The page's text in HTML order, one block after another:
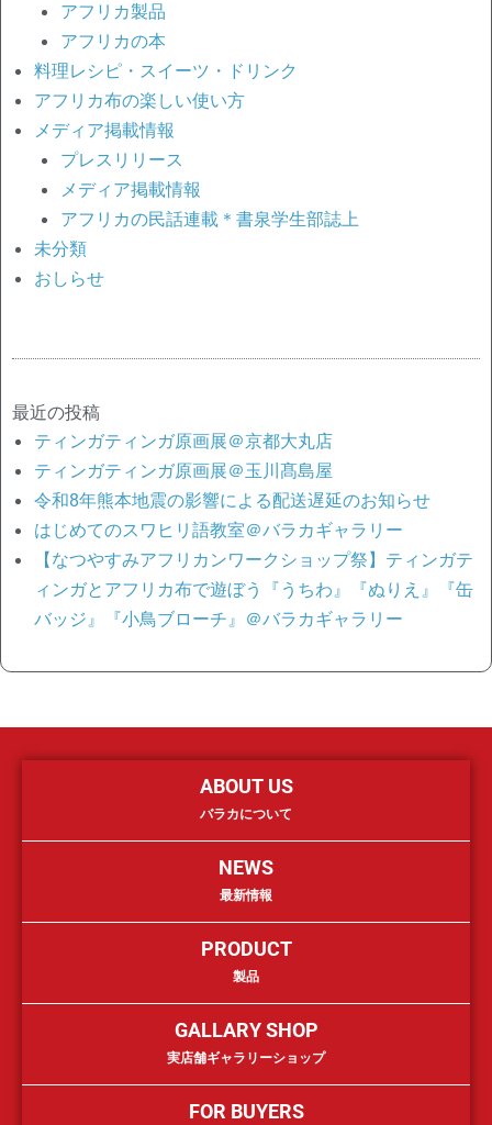
アフリカ製品
アフリカの本
料理レシピ・スイーツ・ドリンク
アフリカ布の楽しい使い方
メディア掲載情報
プレスリリース
メディア掲載情報
アフリカの民話連載＊書泉学生部誌上
未分類
おしらせ
最近の投稿
ティンガティンガ原画展＠京都大丸店
ティンガティンガ原画展＠玉川髙島屋
令和8年熊本地震の影響による配送遅延のお知らせ
はじめてのスワヒリ語教室＠バラカギャラリー
【なつやすみアフリカンワークショップ祭】ティンガテ
ィンガとアフリカ布で遊ぼう『うちわ』『ぬりえ』『缶
バッジ』『小鳥ブローチ』＠バラカギャラリー
ABOUT US
バラカについて
NEWS
最新情報
PRODUCT
製品
GALLARY SHOP
実店舗ギャラリーショップ
FOR BUYERS